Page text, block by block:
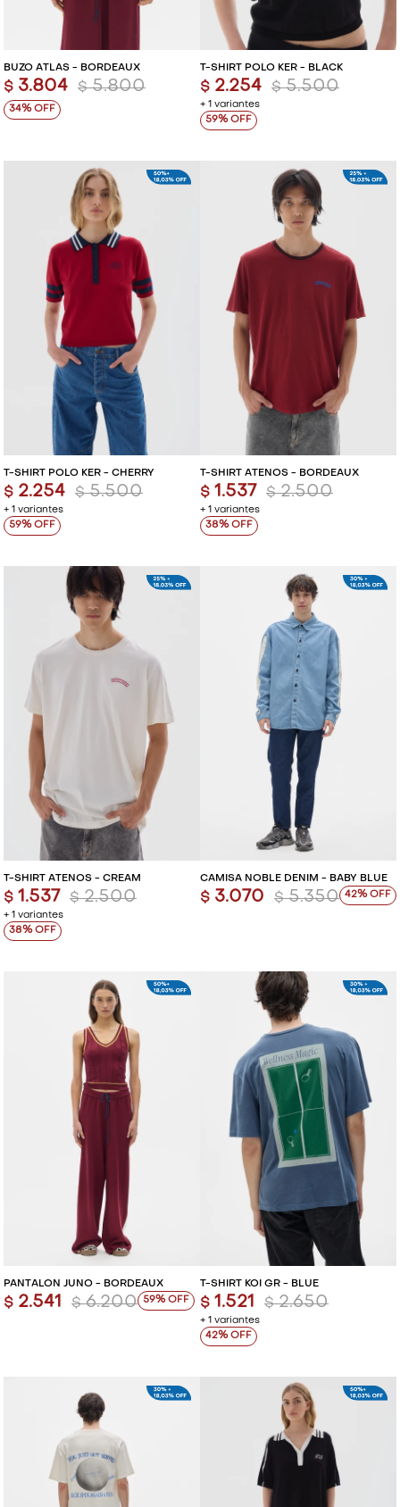
BUZO ATLAS - BORDEAUX
$ 3.804 $ 5.800
34
T-SHIRT POLO KER - BLACK
+ 1 variantes
$ 2.254 $ 5.500
59
T-SHIRT POLO KER - CHERRY
+ 1 variantes
$ 2.254 $ 5.500
59
T-SHIRT ATENOS - BORDEAUX
+ 1 variantes
$ 1.537 $ 2.500
38
T-SHIRT ATENOS - CREAM
+ 1 variantes
$ 1.537 $ 2.500
38
CAMISA NOBLE DENIM - BABY BLUE
$ 3.070 $ 5.350 42
PANTALÓN JUNO - BORDEAUX
$ 2.541 $ 6.200 59
T-SHIRT KOI GR - BLUE
+ 1 variantes
$ 1.521 $ 2.650
42